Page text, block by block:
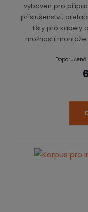
vybaven pro
příslušenství,
lišty pro kabely
možností